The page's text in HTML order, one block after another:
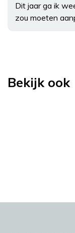
Dit jaar ga ik
zou moeten
Bekijk ook